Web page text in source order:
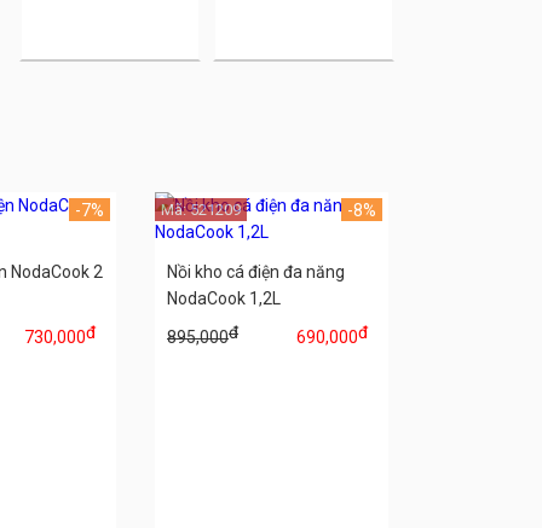
NodaCook 2
730,000đ
-7%
Nồi kho cá điện đa năng
NodaCook 1,2L
895,000đ 690,000đ
-8%
Mã: 521209